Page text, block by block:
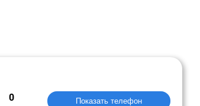
0 Показать телефон